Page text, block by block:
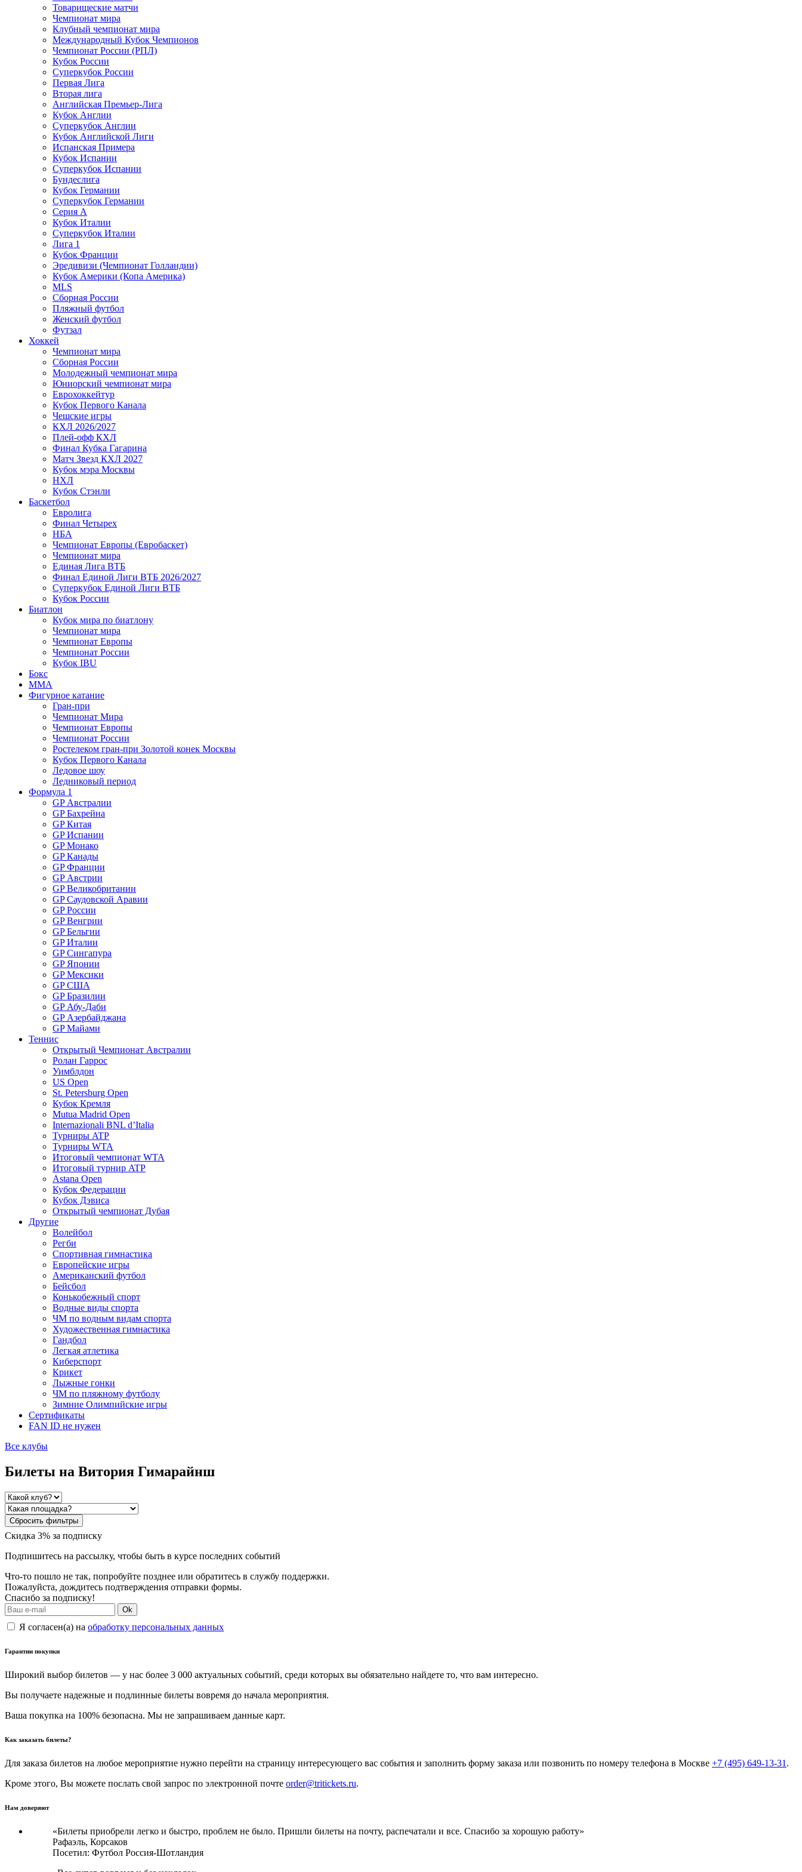
Товарищеские матчи
Чемпионат мира
Клубный чемпионат мира
Международный Кубок Чемпионов
Чемпионат России (РПЛ)
Кубок России
Суперкубок России
Первая Лига
Вторая лига
Английская Премьер-Лига
Кубок Англии
Суперкубок Англии
Кубок Английской Лиги
Испанская Примера
Кубок Испании
Суперкубок Испании
Бундеслига
Кубок Германии
Суперкубок Германии
Серия А
Кубок Италии
Суперкубок Италии
Лига 1
Кубок Франции
Эредивизи (Чемпионат Голландии)
Кубок Америки (Копа Америка)
MLS
Сборная России
Пляжный футбол
Женский футбол
Футзал
Хоккей
Чемпионат мира
Сборная России
Молодежный чемпионат мира
Юниорский чемпионат мира
Еврохоккейтур
Кубок Первого Канала
Чешские игры
КХЛ 2026/2027
Плей-офф КХЛ
Финал Кубка Гагарина
Матч Звезд КХЛ 2027
Кубок мэра Москвы
НХЛ
Кубок Стэнли
Баскетбол
Евролига
Финал Четырех
НБА
Чемпионат Европы (Евробаскет)
Чемпионат мира
Единая Лига ВТБ
Финал Единой Лиги ВТБ 2026/2027
Суперкубок Единой Лиги ВТБ
Кубок России
Биатлон
Кубок мира по биатлону
Чемпионат мира
Чемпионат Европы
Чемпионат России
Кубок IBU
Бокс
MMA
Фигурное катание
Гран-при
Чемпионат Мира
Чемпионат Европы
Чемпионат России
Ростелеком гран-при Золотой конек Москвы
Кубок Первого Канала
Ледовое шоу
Ледниковый период
Формула 1
GP Австралии
GP Бахрейна
GP Китая
GP Испании
GP Монако
GP Канады
GP Франции
GP Австрии
GP Великобритании
GP Саудовской Аравии
GP России
GP Венгрии
GP Бельгии
GP Италии
GP Сингапура
GP Японии
GP Мексики
GP США
GP Бразилии
GP Абу-Даби
GP Азербайджана
GP Майами
Теннис
Открытый Чемпионат Австралии
Ролан Гаррос
Уимблдон
US Open
St. Petersburg Open
Кубок Кремля
Mutua Madrid Open
Internazionali BNL d’Italia
Турниры ATP
Турниры WTA
Итоговый чемпионат WTA
Итоговый турнир ATP
Astana Open
Кубок Федерации
Кубок Дэвиса
Открытый чемпионат Дубая
Другие
Волейбол
Регби
Спортивная гимнастика
Европейские игры
Американский футбол
Бейсбол
Конькобежный спорт
Водные виды спорта
ЧМ по водным видам спорта
Художественная гимнастика
Гандбол
Легкая атлетика
Киберспорт
Крикет
Лыжные гонки
ЧМ по пляжному футболу
Зимние Олимпийские игры
Сертификаты
FAN ID не нужен
Все клубы
Билеты на Витория Гимарайнш
Сбросить фильтры
Скидка 3% за подписку
Подпишитесь на рассылку, чтобы быть в курсе последних событий
Что-то пошло не так, попробуйте позднее или обратитесь в службу поддержки.
Пожалуйста, дождитесь подтверждения отправки формы.
Спасибо за подписку!
Ok
Я согласен(а) на обработку персональных данных
Гарантии покупки
Широкий выбор билетов — у нас более 3 000 актуальных событий, среди которых вы обязательно найдете то, что вам интересно.
Вы получаете надежные и подлинные билеты вовремя до начала мероприятия.
Ваша покупка на 100% безопасна. Мы не запрашиваем данные карт.
Как заказать билеты?
Для заказа билетов на любое мероприятие нужно перейти на страницу интересующего вас события и заполнить форму заказа или позвонить по номеру телефона в Москве +7 (495) 649-13-31 .
Кроме этого, Вы можете послать свой запрос по электронной почте order@tritickets.ru.
Нам доверяют
«Билеты приобрели легко и быстро, проблем не было. Пришли билеты на почту, распечатали и все. Спасибо за хорошую работу»
Рафаэль, Корсаков
Посетил: Футбол Россия-Шотландия